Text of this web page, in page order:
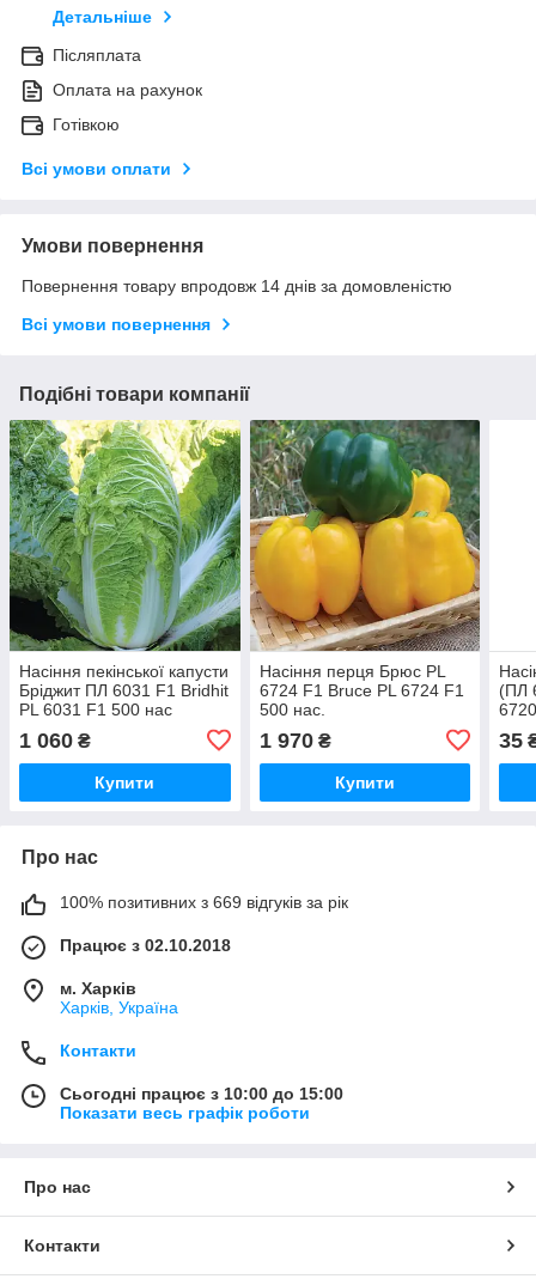
Детальніше
Післяплата
Оплата на рахунок
Готівкою
Всі умови оплати
Умови повернення
Повернення товару впродовж 14 днів за домовленістю
Всі умови повернення
Подібні товари компанії
Насіння пекінської капусти
Бріджит ПЛ 6031 F1 Bridhit
PL 6031 F1 500 нас
1 060 ₴
Купити
Насіння перця Брюс PL
6724 F1 Bruce PL 6724 F1
500 нас.
1 970₴
Купити
(ПЛ
35
Про нас
100% позитивних з 669 відгуків за рік
Працює з 02.10.2018
м. Харків
Харків, Україна
Контакти
Сьогодні працює з 10:00 до 15:00
Показати весь графік роботи
Про нас
Контакти